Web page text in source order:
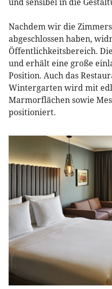
Nachdem wir die
abgeschlossen haben,
Öffentlichkeitsbereich.
und erhält eine große
Position. Auch das
Wintergarten wird mit
Marmorflächen sowie
positioniert.